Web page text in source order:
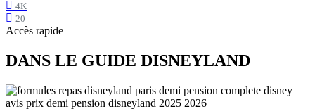
4K
20
Accès rapide
DANS LE GUIDE DISNEYLAND